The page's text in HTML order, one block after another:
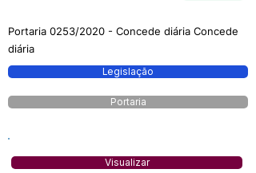
Portaria 0253/2020 - Concede diária Concede
diária
Legislação
Portaria
Visualizar